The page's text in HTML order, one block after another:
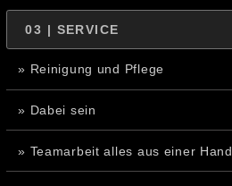
03 | SERVICE
» Reinigung und Pflege
» Dabei sein
» Teamarbeit alles aus einer Hand